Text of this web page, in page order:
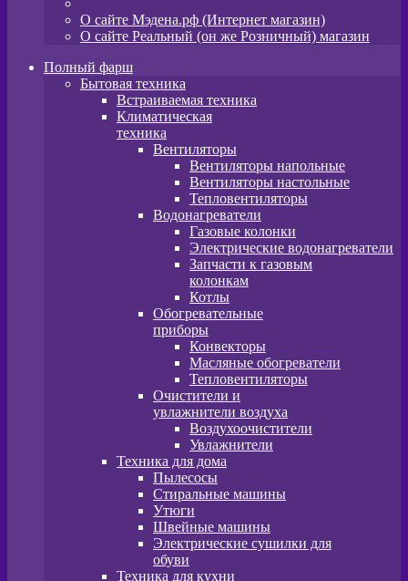
О сайте Мэдена.рф (Интернет магазин)
О сайте Реальный (он же Розничный) магазин
Полный фарш
Бытовая техника
Встраиваемая техника
Климатическая
техника
Вентиляторы
Вентиляторы напольные
Вентиляторы настольные
Тепловентиляторы
Водонагреватели
Газовые колонки
Электрические водонагреватели
Запчасти к газовым
колонкам
Котлы
Обогревательные
приборы
Конвекторы
Масляные обогреватели
Тепловентиляторы
Очистители и
увлажнители воздуха
Воздухоочистители
Увлажнители
Техника для дома
Пылесосы
Стиральные машины
Утюги
Швейные машины
Электрические сушилки для
обуви
Техника для кухни